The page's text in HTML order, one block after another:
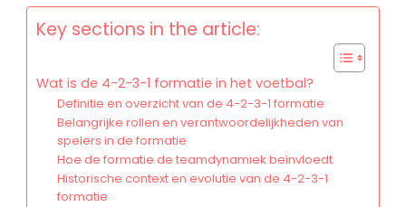
Key sections in the article:
Wat is de 4-2-3-1 formatie in het voetbal?
Definitie en overzicht van de 4-2-3-1 formatie
Belangrijke rollen en verantwoordelijkheden van
spelers in de formatie
Hoe de formatie de teamdynamiek beïnvloedt
Historische context en evolutie van de 4-2-3-1
formatie